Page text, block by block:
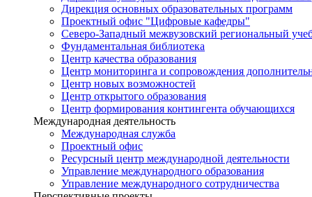
Дирекция основных образовательных программ
Проектный офис "Цифровые кафедры"
Северо-Западный межвузовский региональный
Фундаментальная библиотека
Центр качества образования
Центр мониторинга и сопровождения
Центр новых возможностей
Центр открытого образования
Центр формирования контингента обучающихся
Международная деятельность
Международная служба
Проектный офис
Ресурсный центр международной деятельности
Управление международного образования
Управление международного сотрудничества